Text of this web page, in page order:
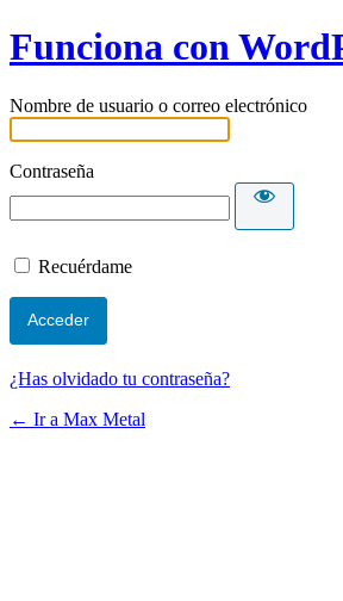
Funciona con
Nombre de usuario o correo electrónico
Contraseña
Recuérdame
¿Has olvidado tu contraseña?
← Ir a Max Metal